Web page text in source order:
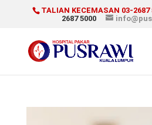
TALIAN KECEMASAN 03-2687
2687 5000